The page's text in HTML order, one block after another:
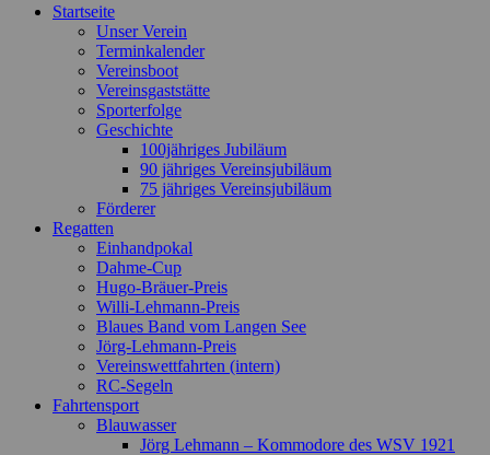
Startseite
Unser Verein
Terminkalender
Vereinsboot
Vereinsgaststätte
Sporterfolge
Geschichte
100jähriges Jubiläum
90 jähriges Vereinsjubiläum
75 jähriges Vereinsjubiläum
Förderer
Regatten
Einhandpokal
Dahme-Cup
Hugo-Bräuer-Preis
Willi-Lehmann-Preis
Blaues Band vom Langen See
Jörg-Lehmann-Preis
Vereinswettfahrten (intern)
RC-Segeln
Fahrtensport
Blauwasser
Jörg Lehmann – Kommodore des WSV 1921